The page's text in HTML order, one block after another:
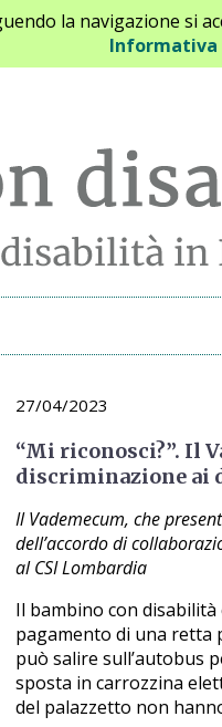
la navigazione si
Informativa
27/04/2023
“Mi riconosci?”. Il
discriminazione ai
Il Vademecum, che
dell’accordo di
al CSI Lombardia
Il bambino con
pagamento di una retta
può salire sull’autobus
sposta in carrozzina
del palazzetto non